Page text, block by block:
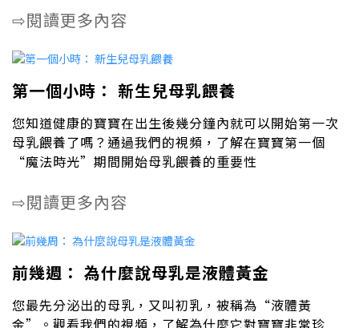
⇨閱讀更多內容
第一個小時： 新生兒母乳餵養
您知道健康的寶寶在出生後幾分鐘內就可以開始第一次
母乳餵養了嗎？通過我們的視頻，了解在寶寶第一個
“魔法時光”期間開始母乳餵養的重要性
⇨閱讀更多內容
前幾週： 為什麼說母乳是液體黃金
您最先分泌出的母乳，又叫初乳，被稱為“液體黃
金”。觀看我們的視頻，了解為什麼它對寶寶非常珍